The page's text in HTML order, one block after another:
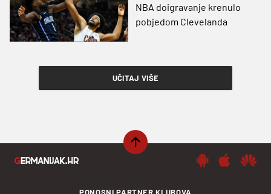
NBA doigravanje krenulo
pobjedom Clevelanda
UČITAJ VIŠE